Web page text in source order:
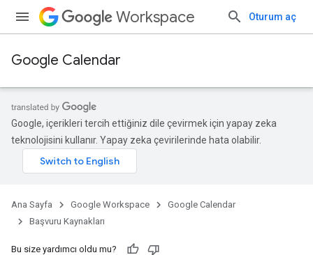
Workspace Oturum aç
Google Calendar
Google, içerikleri tercih ettiğiniz dile çevirmek için yapay zeka
teknolojisini kullanır. Yapay zeka çevirilerinde hata olabilir.
Ana Sayfa Google Workspace
Google Calendar
Başvuru Kaynakları
Bu size yardımcı oldu mu?